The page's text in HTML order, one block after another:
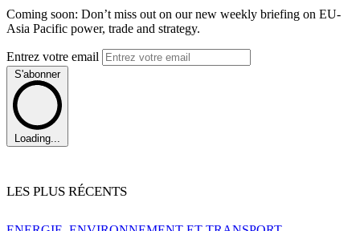
Coming soon: Don’t miss out on our new weekly briefing on EU-
Asia Pacific power, trade and strategy.
Entrez votre email
S'abonner
Loading...
LES PLUS RÉCENTS